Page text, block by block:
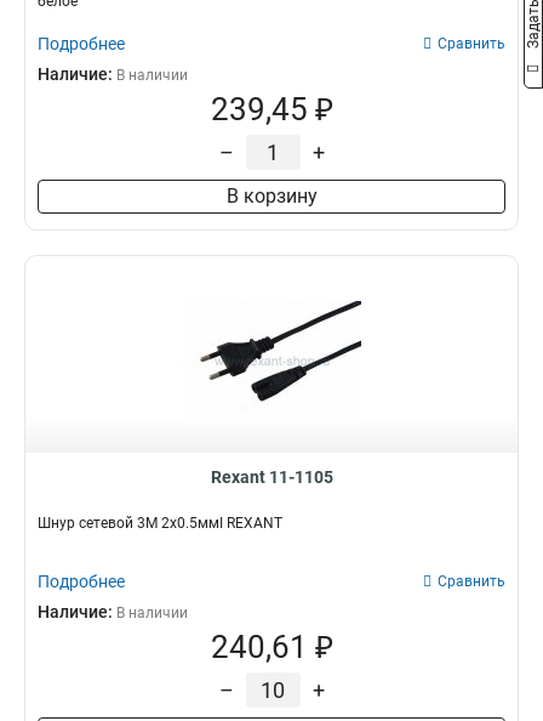
Подробнее Сравнить
Наличие: В наличии
239,45 ₽
– +
В корзину
Rexant 11-1105
Шнур сетевой 3М 2x0.5ммІ REXANT
Подробнее Сравнить
Наличие: В наличии
240,61 ₽
– +